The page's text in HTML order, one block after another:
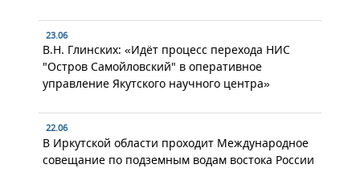
23.06
В.Н. Глинских: «Идёт процесс перехода НИС
"Остров Самойловский" в оперативное
управление Якутского научного центра»
22.06
В Иркутской области проходит Международное
совещание по подземным водам востока России